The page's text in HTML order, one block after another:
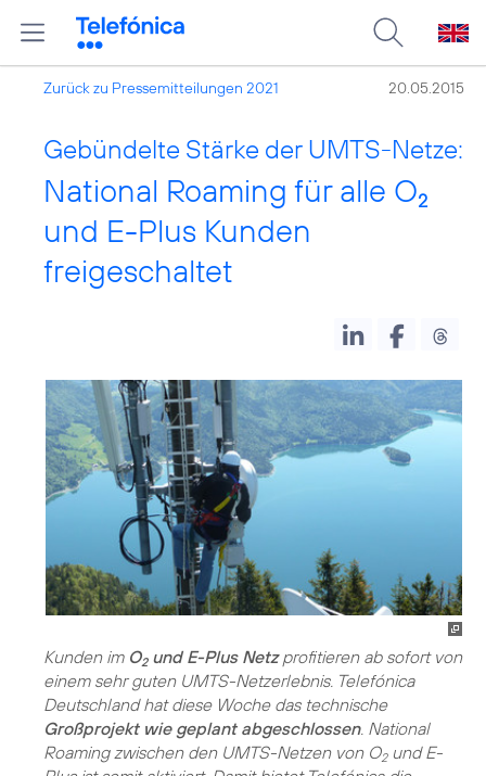
Zurück zu Pressemitteilungen 2021 20.05.2015
Gebündelte Stärke der UMTS-Netze:
National Roaming für alle O2
und E-Plus Kunden
freigeschaltet
Kunden im O2und E-Plus Netzprofitieren ab sofort von
einem sehr guten UMTS-Netzerlebnis. Telefónica
Deutschland hat diese Woche das technische
Großprojekt wie geplant abgeschlossen. National
Roaming zwischen den UMTS-Netzen von O2und E-